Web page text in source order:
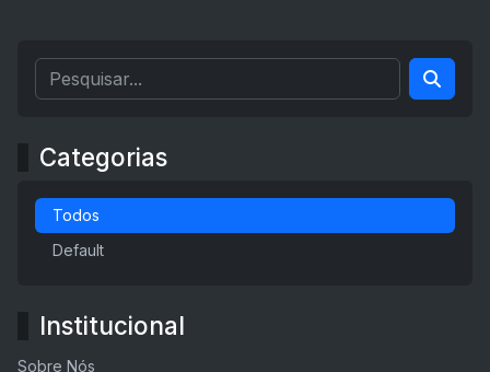
Categorias
Todos
Default
Institucional
Sobre Nós